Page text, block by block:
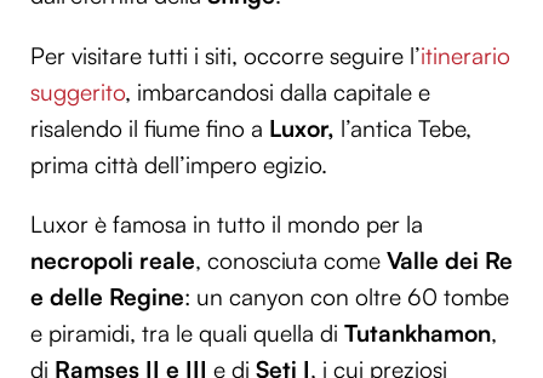
Per visitare tutti i siti, occorre seguire l’itinerario
suggerito, imbarcandosi dalla capitale e
risalendo il fiume fino a Luxor, l’antica Tebe,
prima città dell’impero egizio.
Luxor è famosa in tutto il mondo per la
necropoli reale, conosciuta come Valle dei Re
e delle Regine: un canyon con oltre 60 tombe
e piramidi, tra le quali quella di Tutankhamon,
di Ramses II e III e di Seti I, i cui preziosi